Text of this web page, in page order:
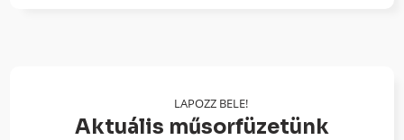
LAPOZZ BELE!
Aktuális műsorfüzetünk